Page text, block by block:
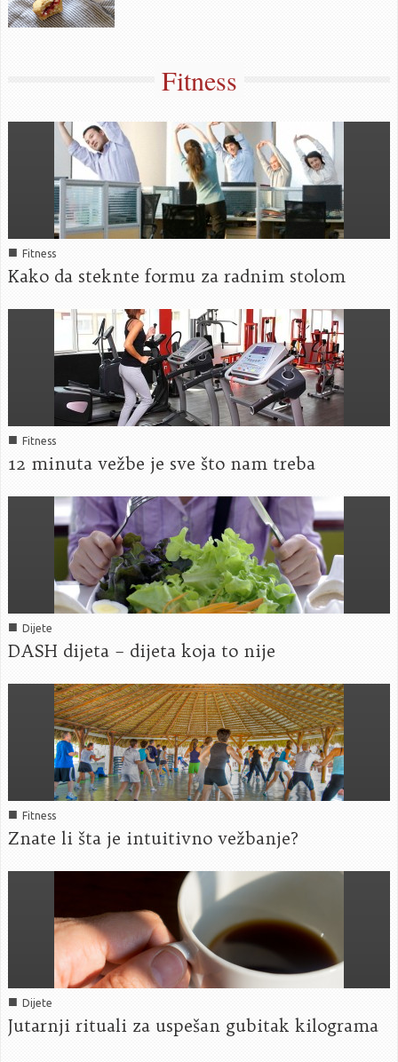
Fitness
■ Fitness
Kako da steknte formu za radnim stolom
■ Fitness
12 minuta vežbe je sve što nam treba
■ Dijete
DASH dijeta – dijeta koja to nije
■ Fitness
Znate li šta je intuitivno vežbanje?
■ Dijete
Jutarnji rituali za uspešan gubitak kilograma